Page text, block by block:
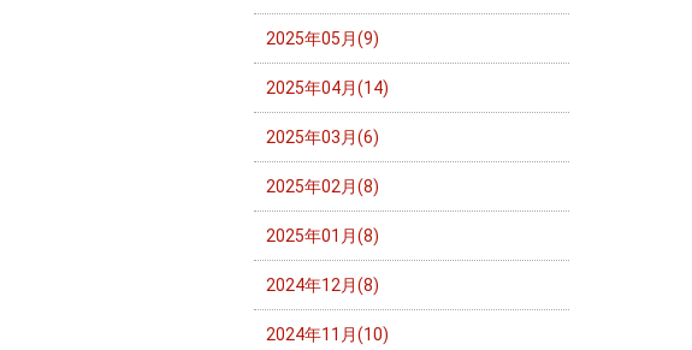
2025年05月(9)
2025年04月(14)
2025年03月(6)
2025年02月(8)
2025年01月(8)
2024年12月(8)
2024年11月(10)